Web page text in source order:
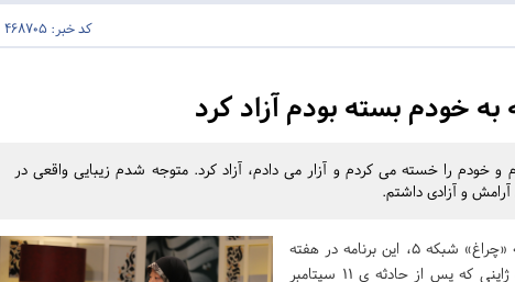
کد خبر: 468705
به خودم بسته بودم آزاد کرد
خودم را خسته می کردم و آزار می دادم، آزاد کرد. متوجه شدم زیبایی واقعی در
و آزادی داشتم.
به نقل از روابط عمومی برنامه «چراغ» شبکه 5، این برنامه در هفته
جاری میزبان «اتسوکو هوشینو» بانوی مسلمان شده ژاپنی که پس از حادثه ی 11 سپتامبر